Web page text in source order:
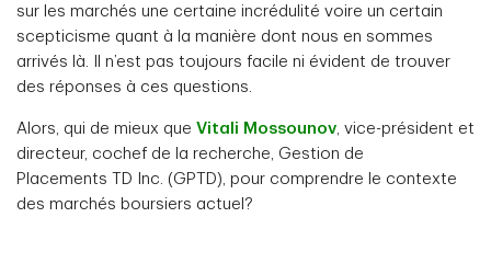
sur les marchés une certaine incrédulité voire un certain
scepticisme quant à la manière dont nous en sommes
arrivés là. Il n’est pas toujours facile ni évident de trouver
des réponses à ces questions.
Alors, qui de mieux que Vitali Mossounov, vice-président et
directeur, cochef de la recherche, Gestion de
Placements TD Inc. (GPTD), pour comprendre le contexte
des marchés boursiers actuel?